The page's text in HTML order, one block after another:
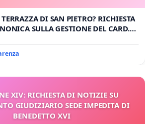
DI SAN PIETRO? RICHIESTA
SULLA GESTIONE DEL CARD.
XIV: RICHIESTA DI NOTIZIE SU
GIUDIZIARIO SEDE IMPEDITA DI
BENEDETTO XVI